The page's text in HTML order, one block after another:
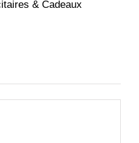
& Cadeaux